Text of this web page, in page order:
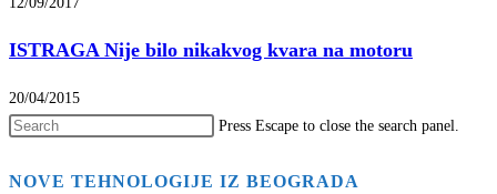
ISTRAGA Nije bilo nikakvog kvara na motoru
20/04/2015
Press Escape to close the search panel.
NOVE TEHNOLOGIJE IZ BEOGRADA